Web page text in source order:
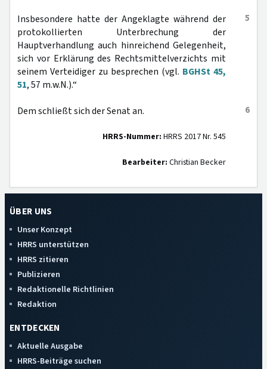
5
Insbesondere hatte der Angeklagte während der
protokollierten Unterbrechung der
Hauptverhandlung auch hinreichend Gelegenheit,
sich vor Erklärung des Rechtsmittelverzichts mit
seinem Verteidiger zu besprechen (vgl. BGHSt 45,
51, 57 m.w.N.).“
6
Dem schließt sich der Senat an.
HRRS-Nummer: HRRS 2017 Nr. 545
Bearbeiter: Christian Becker
ÜBER UNS
Unser Konzept
HRRS unterstützen
HRRS zitieren
Publizieren
Redaktionelle Richtlinien
Redaktion
ENTDECKEN
Aktuelle Ausgabe
HRRS-Beiträge suchen